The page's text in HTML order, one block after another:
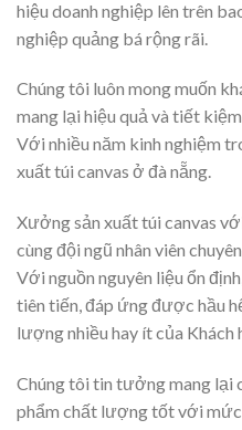
hiệu doanh nghiệp lên trên
nghiệp quảng bá rộng rãi.
Chúng tôi luôn mong muốn
mang lại hiệu quả và tiết
Với nhiều năm kinh nghiệm
xuất túi canvas ở đà nẵng.
Xưởng sản xuất túi canvas
cùng đội ngũ nhân viên
Với nguồn nguyên liệu ổn
tiên tiến, đáp ứng được hầu
lượng nhiều hay ít của Khách
Chúng tôi tin tưởng mang lại
phẩm chất lượng tốt với